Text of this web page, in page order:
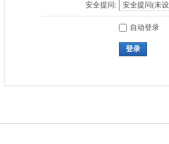
安全提问:
自动登录
登录